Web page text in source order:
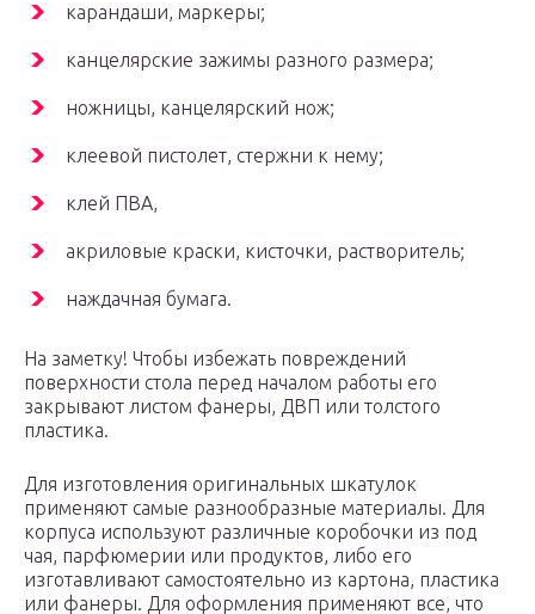
карандаши, маркеры;
канцелярские зажимы разного размера;
ножницы, канцелярский нож;
клеевой пистолет, стержни к нему;
клей ПВА,
акриловые краски, кисточки, растворитель;
наждачная бумага.
На заметку! Чтобы избежать повреждений
поверхности стола перед началом работы его
закрывают листом фанеры, ДВП или толстого
пластика.
Для изготовления оригинальных шкатулок
применяют самые разнообразные материалы. Для
корпуса используют различные коробочки из под
чая, парфюмерии или продуктов, либо его
изготавливают самостоятельно из картона, пластика
или фанеры. Для оформления применяют все, что